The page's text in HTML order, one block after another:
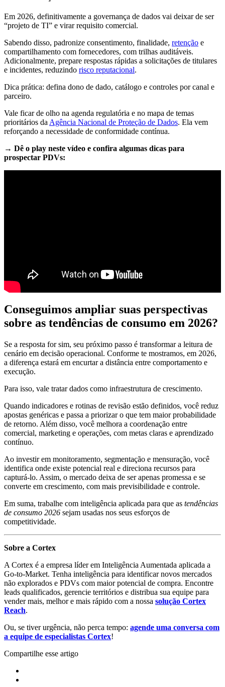
Em 2026, definitivamente a governança de dados vai deixar de ser
“projeto de TI” e virar requisito comercial.
Sabendo disso, padronize consentimento, finalidade, retenção e
compartilhamento com fornecedores, com trilhas auditáveis.
Adicionalmente, prepare respostas rápidas a solicitações de titulares
e incidentes, reduzindo risco reputacional.
Dica prática: defina dono de dado, catálogo e controles por canal e
parceiro.
Vale ficar de olho na agenda regulatória e no mapa de temas
prioritários daAgência Nacional de Proteção de Dados. Ela vem
reforçando a necessidade de conformidade contínua.
→ Dê o play neste vídeo e confira algumas dicas para
prospectar PDVs:
Conseguimos ampliar suas perspectivas
sobre as tendências de consumo em 2026?
Se a resposta for sim, seu próximo passo é transformar a leitura de
cenário em decisão operacional. Conforme te mostramos, em 2026,
a diferença estará em encurtar a distância entre comportamento e
execução.
Para isso, vale tratar dados como infraestrutura de crescimento.
Quando indicadores e rotinas de revisão estão definidos, você reduz
apostas genéricas e passa a priorizar o que tem maior probabilidade
de retorno. Além disso, você melhora a coordenação entre
comercial, marketing e operações, com metas claras e aprendizado
contínuo.
Ao investir em monitoramento, segmentação e mensuração, você
identifica onde existe potencial real e direciona recursos para
capturá-lo. Assim, o mercado deixa de ser apenas promessa e se
converte em crescimento, com mais previsibilidade e controle.
Em suma, trabalhe com inteligência aplicada para que as tendências
de consumo 2026 sejam usadas nos seus esforços de
competitividade.
Sobre a Cortex
A Cortex é a empresa líder em Inteligência Aumentada aplicada a
Go-to-Market. Tenha inteligência para identificar novos mercados
não explorados e PDVs com maior potencial de compra. Encontre
leads qualificados, gerencie territórios e distribua sua equipe para
vender mais, melhor e mais rápido com a nossa solução Cortex
Reach.
Ou, se tiver urgência, não perca tempo: agende uma conversa com
a equipe de especialistas Cortex!
Compartilhe esse artigo